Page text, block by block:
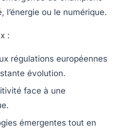
l’énergie ou le numérique.
:
régulations européennes
évolution.
face à une
émergentes tout en